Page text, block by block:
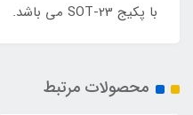
با پکیج SOT-23 می باشد.
محصولات مرتبط